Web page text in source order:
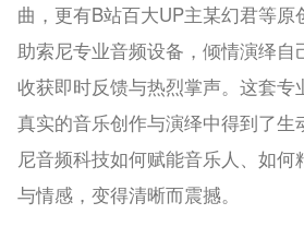
曲，更有B站百大UP主某幻君等
助索尼专业音频设备，倾情演绎自
收获即时反馈与热烈掌声。这套专
真实的音乐创作与演绎中得到了生
尼音频科技如何赋能音乐人、如
与情感，变得清晰而震撼。